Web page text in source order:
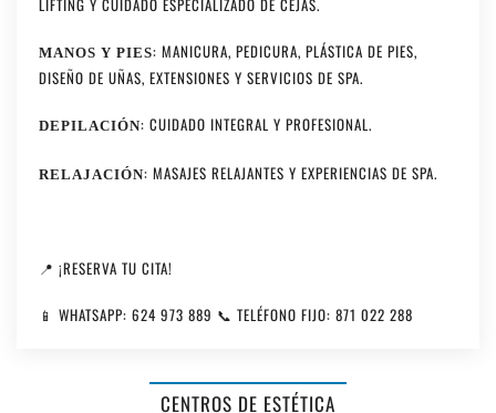
LIFTING Y CUIDADO ESPECIALIZADO DE CEJAS.
MANOS Y PIES: MANICURA, PEDICURA, PLÁSTICA DE PIES,
DISEÑO DE UÑAS, EXTENSIONES Y SERVICIOS DE SPA.
DEPILACIÓN: CUIDADO INTEGRAL Y PROFESIONAL.
RELAJACIÓN: MASAJES RELAJANTES Y EXPERIENCIAS DE SPA.
📍 ¡RESERVA TU CITA!
📱 WHATSAPP: 624 973 889 📞 TELÉFONO FIJO: 871 022 288
CENTROS DE ESTÉTICA
PERRUQUERIA